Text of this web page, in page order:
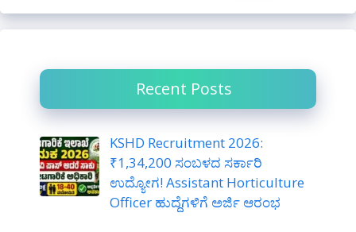
c
Recent Posts
KSHD Recruitment 2026:
₹1,34,200 ಸಂಬಳದ ಸರ್ಕಾರಿ
ಉದ್ಯೋಗ! Assistant Horticulture
Officer ಹುದ್ದೆಗಳಿಗೆ ಅರ್ಜಿ ಆರಂಭ